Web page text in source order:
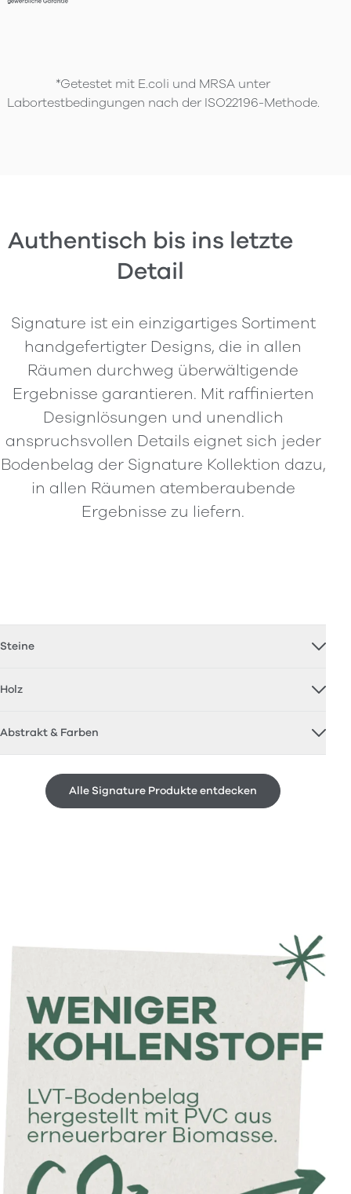
*Getestet mit E.coli und MRSA unter
Labortestbedingungen nach der ISO22196-Methode.
Authentisch bis ins letzte
Detail
Signature ist ein einzigartiges Sortiment
handgefertigter Designs, die in allen
Räumen durchweg überwältigende
Ergebnisse garantieren. Mit raffinierten
Designlösungen und unendlich
anspruchsvollen Details eignet sich jeder
Bodenbelag der Signature Kollektion dazu,
in allen Räumen atemberaubende
Ergebnisse zu liefern.
Steine
Holz
Abstrakt & Farben
Alle Signature Produkte entdecken